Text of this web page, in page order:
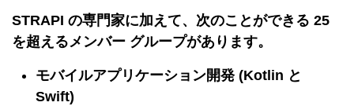
STRAPI の専門家に加えて、次のことができる 25
を超えるメンバー グループがあります。
モバイルアプリケーション開発 (Kotlin と
Swift)